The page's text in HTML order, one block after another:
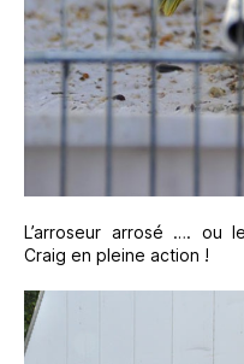
L’arroseur arrosé …. ou
Craig en pleine action !